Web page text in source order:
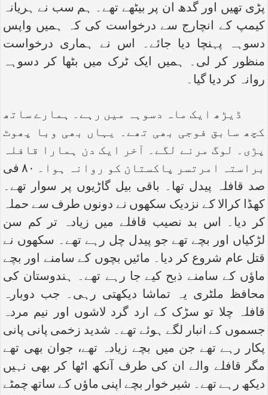
پڑی تھیں اور گدھ ان پر بیٹھے تھے۔ ہم سب نے ہریانہ
کیمپ کے انچارج سے درخواست کی کہ ہمیں واپس
دسوہہ پہنچا دیا جائے۔ اس نے ہماری درخواست
منظور کر لی۔ ہمیں ایک ٹرک میں بٹھا کر دسوہہ
روانہ کر دیا گیا۔
ڈیڑھ ایک ماہ دسوہہ میں رہے۔ ہمارے ساتھ
کچھ سابق فوجی بھی تھے۔ یہاں بھی وبا پھوٹ
پڑی۔ لوگ مرنے لگے۔ آخر ایک دن ہمارا قافلہ
براستہ امرتسر پاکستان کو روانہ ہوا۔ ۸۰ فی
صد قافلہ پیدل تھا۔ باقی بیل گاڑیوں پر سوار تھے۔
کھڈا کرالا کے نزدیک سکھوں نے دونوں طرف سے حملہ
کر دیا۔ اس بد نصیب قافلے میں زیادہ تر کم سن
لڑکیاں اور بچے تھے جو پیدل چل رہے تھے۔ سکھوں نے
قتل عام شروع کر دیا۔ مائیں بچوں کے سامنے اور بچے
ماؤں کے سامنے ذبح کیے جا رہے تھے۔ ہندوستان کی
محافظ ملٹری یہ تماشا دیکھتی رہی۔ جب دوبارہ
قافلہ چلا تو سڑک کے ارد گرد لاشوں اور نیم مردہ
جسموں کے انبار لگے ہوئے تھے۔ شدید زخمی پانی پانی
پکار رہے تھے جن میں بچے زیادہ تھے، جوان بھی تھے
مگر قافلے والے ان کی طرف آنکھ اٹھا کر بھی نہیں
دیکھ رہے تھے۔ شیر خوار بچے اپنی ماؤں کے ساتھ چمٹے